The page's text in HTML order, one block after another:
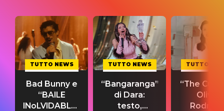
TUTTO NEWS
Bad Bunny e
“BAILE
INoLVIDABLE”:
TUTTO NEWS
“Bangaranga”
di Dara:
testo,
TUTTO
“The
Olivia